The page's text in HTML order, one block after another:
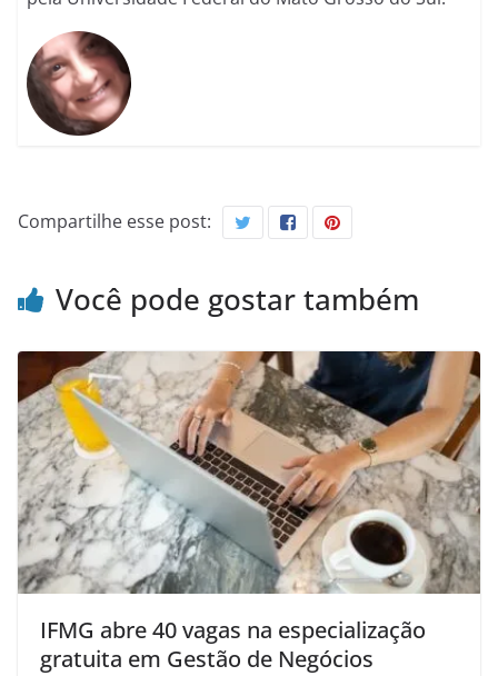
Compartilhe esse post:
Você pode gostar também
IFMG abre 40 vagas na especialização
gratuita em Gestão de Negócios